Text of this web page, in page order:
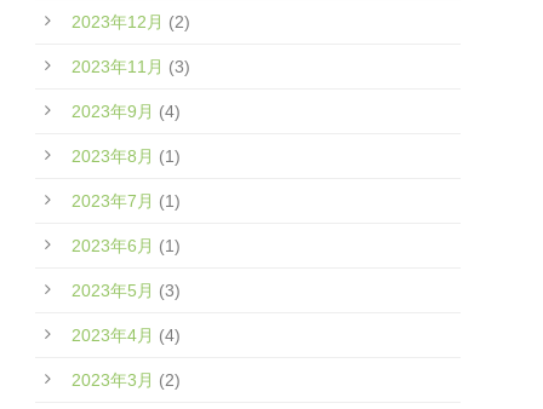
2023年12月 (2)
2023年11月 (3)
2023年9月 (4)
2023年8月 (1)
2023年7月 (1)
2023年6月 (1)
2023年5月 (3)
2023年4月 (4)
2023年3月 (2)